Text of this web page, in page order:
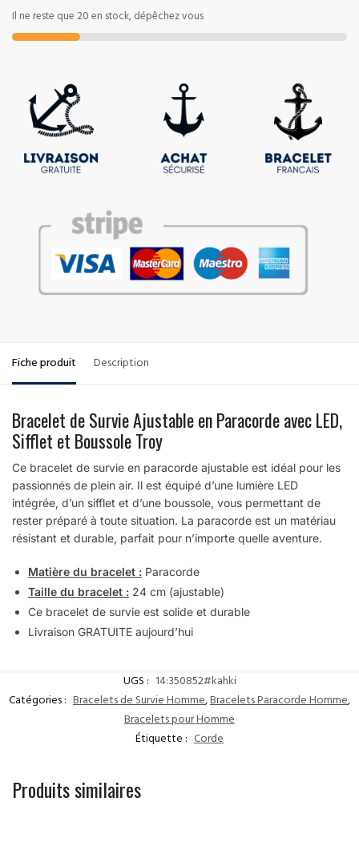
Il ne reste que 20 en stock, dépêchez vous
Fiche produit Description
Bracelet de Survie Ajustable en Paracorde avec LED,
Sifflet et Boussole Troy
Ce bracelet de survie en paracorde ajustable est idéal pour les
passionnés de plein air. Il est équipé d’une lumière LED
intégrée, d’un sifflet et d’une boussole, vous permettant de
rester préparé à toute situation. La paracorde est un matériau
résistant et durable, parfait pour n’importe quelle aventure.
Matière du bracelet : Paracorde
Taille du bracelet : 24 cm (ajustable)
Ce bracelet de survie est solide et durable
Livraison GRATUITE aujourd’hui
UGS : 14:350852#kahki
Catégories : Bracelets de Survie Homme,Bracelets Paracorde Homme,
Bracelets pour Homme
Étiquette : Corde
Produits similaires